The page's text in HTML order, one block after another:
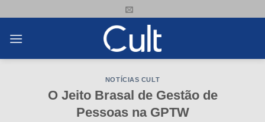
content
NOTÍCIAS CULT
O Jeito Brasal de Gestão de
Pessoas na GPTW